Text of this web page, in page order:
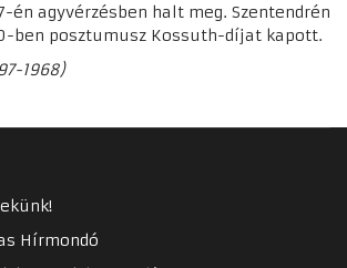
én agyvérzésben halt meg. Szentendrén
ben posztumusz Kossuth-díjat kapott.
1968)
Hírmondó